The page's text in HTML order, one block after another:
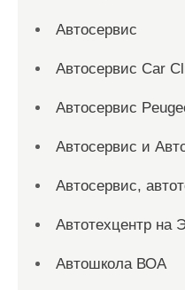
Автосервис
Автосервис Car
Автосервис
Автосервис и
Автосервис,
Автотехцентр на
Автошкола ВОА